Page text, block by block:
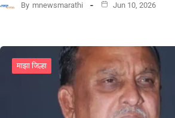
By mnewsmarathi Jun 10, 2026
माझा जिल्हा